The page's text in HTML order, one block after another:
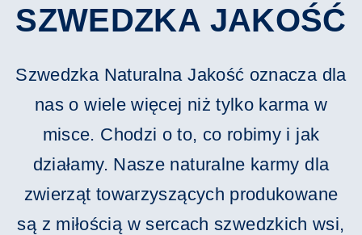
SZWEDZKA JAKOŚĆ
Szwedzka Naturalna Jakość oznacza dla
nas o wiele więcej niż tylko karma w
misce. Chodzi o to, co robimy i jak
działamy. Nasze naturalne karmy dla
zwierząt towarzyszących produkowane
są z miłością w sercach szwedzkich wsi,